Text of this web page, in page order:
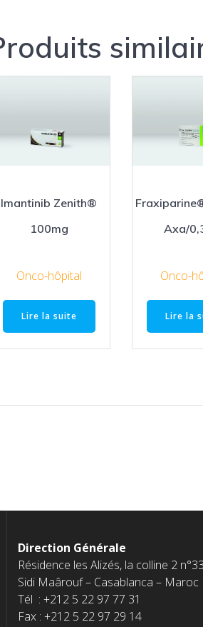
Imantinib Zenith®
100mg
Onco-hôpital
Lire la suite
Axa/
Onco-
Lire la
Direction Générale
Résidence les Alizés, la colline 2 n°33
Sidi Maârouf – Casablanca – Maroc
Tél : +212 5 22 97 77 31
Fax : +212 5 22 97 29 14